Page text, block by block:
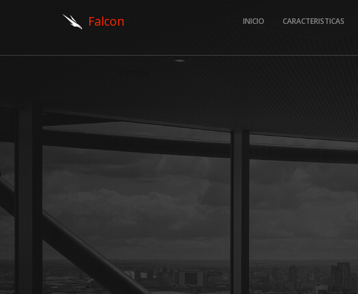
Falcon INICIO CARACTERISTICAS